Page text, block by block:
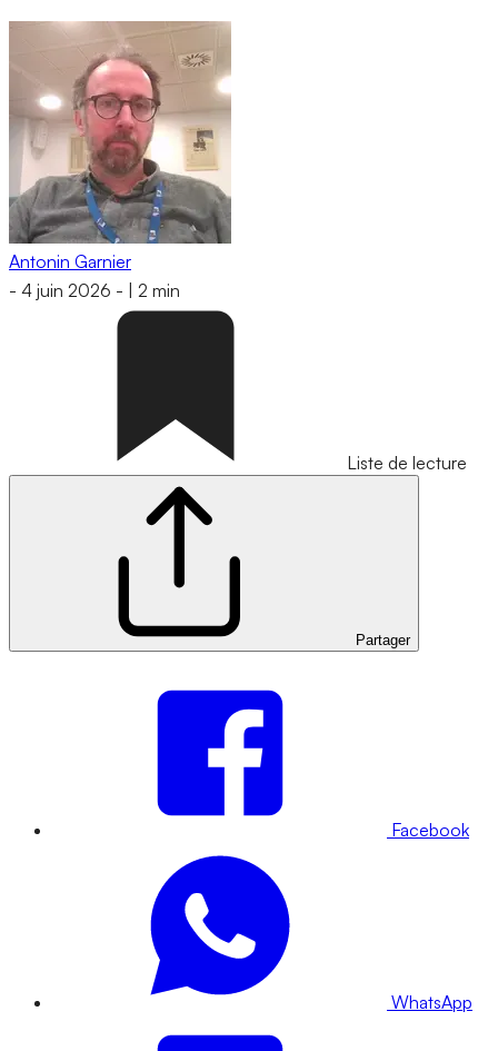
Antonin Garnier
- 4 juin 2026 - 2 min
Liste de lecture
Partager
Facebook
WhatsApp